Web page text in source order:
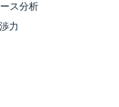
ス分析
力